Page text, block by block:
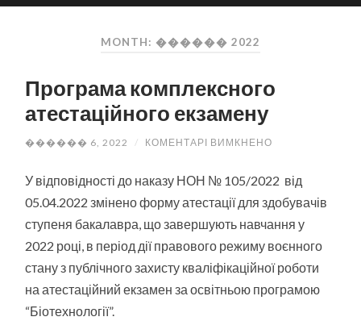
MONTH: ������ 2022
Програма комплексного
атестаційного екзамену
������ 6, 2022 / КОМЕНТАРІ ВИМКНЕНО
ЕКЗАМЕНУ
У відповідності до наказу НОН № 105/2022 від
05.04.2022 змінено форму атестації для здобувачів
ступеня бакалавра, що завершують навчання у
2022 році, в період дії правового режиму воєнного
стану з публічного захисту кваліфікаційної роботи
на атестаційний екзамен за освітньою програмою
“Біотехнології”.